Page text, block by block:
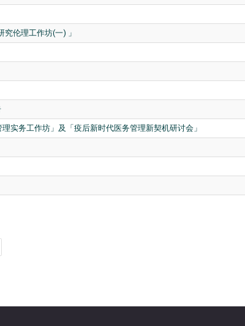
伦理工作坊(一) 」
实务工作坊」及「疫后新时代医务管理新契机研讨会」